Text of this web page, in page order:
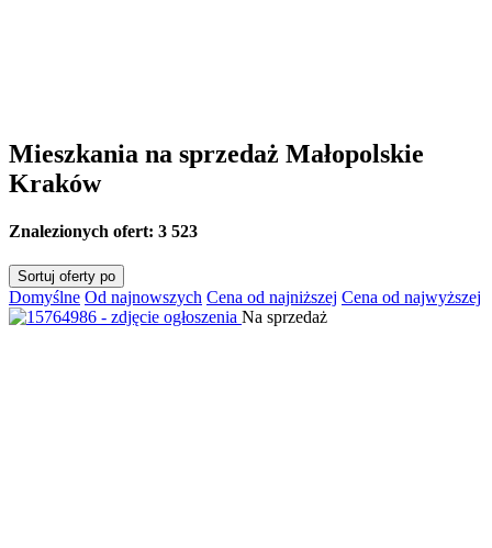
Mieszkania na sprzedaż Małopolskie
Kraków
Znalezionych ofert: 3 523
Sortuj oferty po
Domyślne Od najnowszych Cena od najniższej Cena od najwyższej
Na sprzedaż